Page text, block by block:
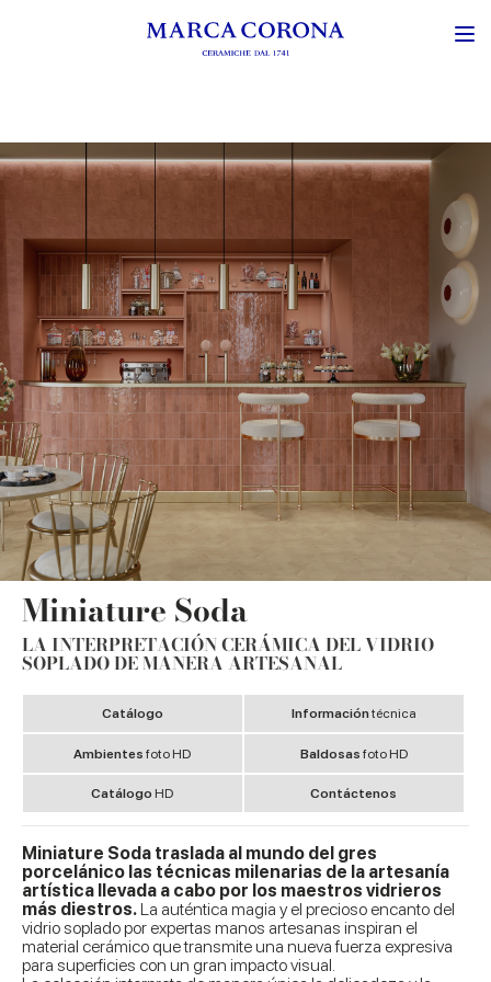
Miniature Soda
LA INTERPRETACIÓN CERÁMICA DEL VIDRIO
SOPLADO DE MANERA ARTESANAL
Catálogo Informacióntécnica
Ambientesfoto HD Baldosas foto HD
Catálogo HD Contáctenos
Miniature Soda traslada al mundo del gres
porcelánico las técnicas milenarias de la artesanía
artística llevada a cabo por los maestros vidrieros
más diestros.La auténtica magia y el precioso encanto del
vidrio soplado por expertas manos artesanas inspiran el
material cerámico que transmite una nueva fuerza expresiva
para superficies con un gran impacto visual.